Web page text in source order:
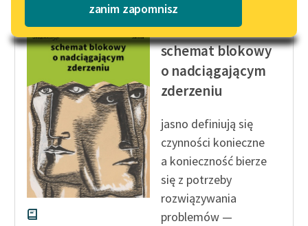
Lektury szkolne i klasyka
literatury do słuchania dla
uczennic i uczniów z
niepełnosprawnościami
E-kolekcja lektur
szkolnych i literatury do
słuchania dla uczennic i
uczniów z
niepełnosprawnościami
Feministyczne inspiracje.
zanim zapomnisz
schemat blokowy
o nadciągającym
zderzeniu
jasno definiują się
czynności konieczne
a konieczność bierze
się z potrzeby
rozwiązywania
problemów —